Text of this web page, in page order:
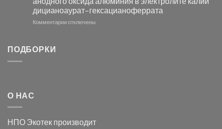
с
помощью
модификации
электродов
серебра
и
дицианоаурат–гексацианоферрата
Комментариик
оксида
отключены
ПОДБОРКИ
О НАС
НПО Экотек производит